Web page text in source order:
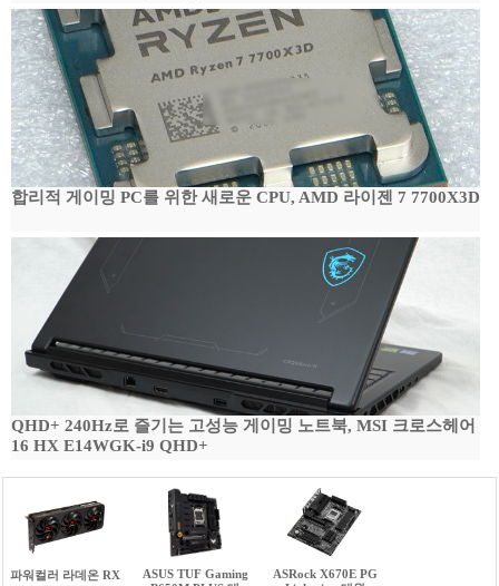
합리적 게이밍 PC를 위한 새로운 CPU, AMD 라이젠 7 7700X3D
QHD+ 240Hz로 즐기는 고성능 게이밍 노트북, MSI 크로스헤어
16 HX E14WGK-i9 QHD+